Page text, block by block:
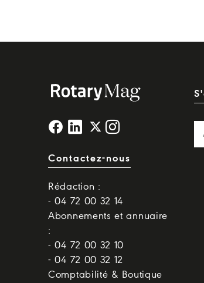
Contactez-nous
Rédaction :
- 04 72 00 32 14
Abonnements et annuaire
:
- 04 72 00 32 10
- 04 72 00 32 12
Comptabilité & Boutique